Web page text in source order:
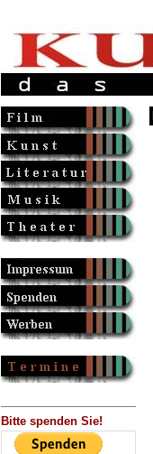
Bitte spenden Sie!